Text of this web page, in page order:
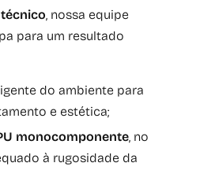
, nossa equipe
para um resultado
do ambiente para
e estética;
monocomponente, no
à rugosidade da